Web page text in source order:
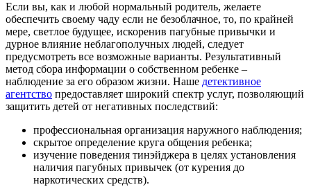
Если вы, как и любой нормальный родитель, желаете
обеспечить своему чаду если не безоблачное, то, по крайней
мере, светлое будущее, искоренив пагубные привычки и
дурное влияние неблагополучных людей, следует
предусмотреть все возможные варианты. Результативный
метод сбора информации о собственном ребенке –
наблюдение за его образом жизни. Наше детективное
агентство предоставляет широкий спектр услуг, позволяющий
защитить детей от негативных последствий:
профессиональная организация наружного наблюдения;
скрытое определение круга общения ребенка;
изучение поведения тинэйджера в целях установления
наличия пагубных привычек (от курения до
наркотических средств).